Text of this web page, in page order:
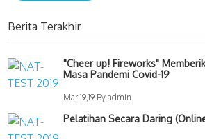
Berita Terakhir
"Cheer up! Fireworks"
Masa Pandemi Covid-19
Mar 19,19 By admin
Pelatihan Secara Daring